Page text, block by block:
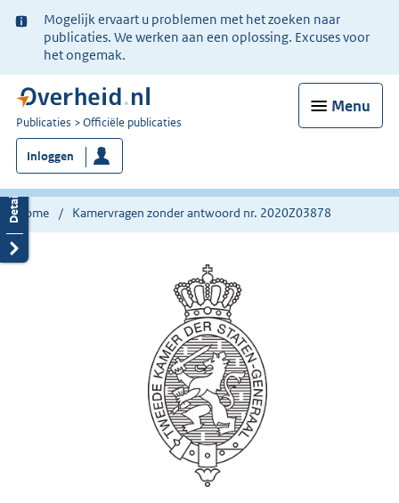
Ter
informatie:
Mogelijk ervaart u problemen met het zoeken naar
publicaties. We werken aan een oplossing. Excuses voor
het ongemak.
Menu
U
bent
nu
hier:
Publicaties Officiële publicaties
Inloggen
Home Kamervragen zonder antwoord nr. 2020Z03878